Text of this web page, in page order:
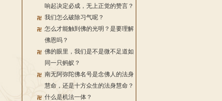
响起决定必成，无上正觉的赞言？
我们怎么破除习气呢？
怎么才能触到佛的光明？是要理解
佛恩吗？
佛的眼里，我们是不是微不足道如
同一只蚂蚁？
南无阿弥陀佛名号是念佛人的法身
慧命，还是十方众生的法身慧命？
什么是机法一体？